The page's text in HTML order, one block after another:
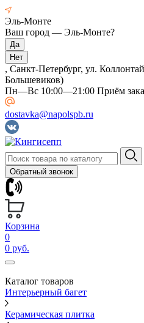
Эль-Монте
Ваш город — Эль-Монте?
, Санкт-Петербург, ул.
Большевиков)
Пн—Вс 10:00—21:00 Приём
dostavka@napolspb.ru
Обратный звонок
Корзина
0
0 руб.
Каталог товаров
Интерьерный багет
Керамическая плитка